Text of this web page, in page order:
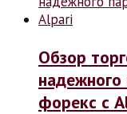
Обзор
надежного
форекс с